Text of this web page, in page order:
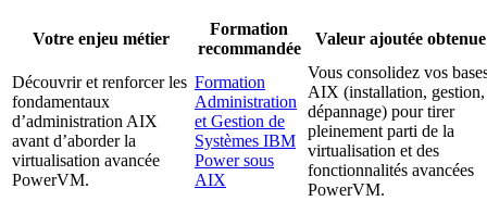
Votre enjeu métier
Formation
recommandée
Valeur ajoutée obtenue
Découvrir et renforcer les
fondamentaux
d’administration AIX
avant d’aborder la
virtualisation avancée
PowerVM.
Formation
Administration
et Gestion de
Systèmes IBM
Power sous
AIX
Vous consolidez vos
AIX (installation, gestion,
dépannage) pour tirer
pleinement parti de la
virtualisation et des
fonctionnalités avancées
PowerVM.